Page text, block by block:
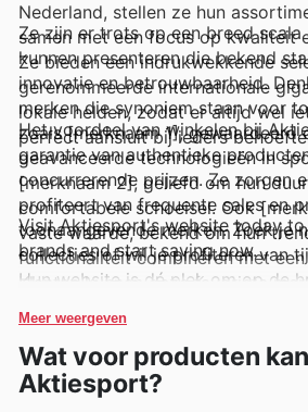
Nederland, stellen ze hun
samen met een focus op kwaliteit
Ze bieden een indrukwekkende
gerenommeerde internationale
lokale helden, zodat er altijd wel
perfect aansluit bij ieders
Ze zijn er trots op een breed
kunnen presenteren die bekend
innovatie en betrouwbaarheid.
merken die synoniem staan voor
zoals [merknaam 1], gewaardeerd
geavanceerde technologieën in
[merknaam 2], geliefd om hun
comfortabele schoeisel. Ook
vaste waarde, bekend om hun
functionaliteit combineren met
Klanten kunnen deze favoriete
ontdekken via de wekelijkse
online catalogi, waar ze
en scherpe aanbiedingen
Het voordeel van winkelen bij
garantie van authentieke
concurrerende prijzen. Ze zorgen
profiteert van frequente sales en
toonaangevende merken. Zoek je
collecties of wil je profiteren van
Hun website is dé plek om op de
compleet te maken.
Visit Aktiesport's website today
brands and start saving now.
Meer weergeven
Wat voor producten
Aktiesport?